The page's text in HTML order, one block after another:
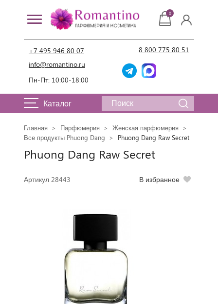
+7 495 946 80 07
info@romantino.ru
Пн-Пт: 10:00-18:00
8 800 775 80 51
0
Каталог
Главная Парфюмерия
Женская парфюмерия
Все продукты Phuong Dang
Phuong Dang Raw Secret
Phuong Dang Raw Secret
Артикул 28443 В избранное